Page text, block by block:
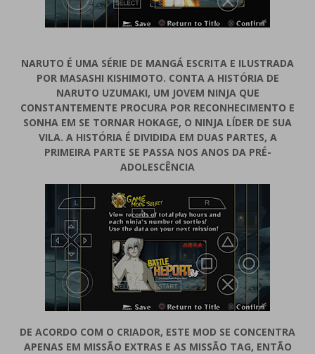
NARUTO É UMA SÉRIE DE MANGÁ ESCRITA E ILUSTRADA
POR MASASHI KISHIMOTO. CONTA A HISTÓRIA DE
NARUTO UZUMAKI, UM JOVEM NINJA QUE
CONSTANTEMENTE PROCURA POR RECONHECIMENTO E
SONHA EM SE TORNAR HOKAGE, O NINJA LÍDER DE SUA
VILA. A HISTÓRIA É DIVIDIDA EM DUAS PARTES, A
PRIMEIRA PARTE SE PASSA NOS ANOS DA PRÉ-
ADOLESCÊNCIA
DE ACORDO COM O CRIADOR, ESTE MOD SE CONCENTRA
APENAS EM MISSÃO EXTRAS E AS MISSÃO TAG, ENTÃO